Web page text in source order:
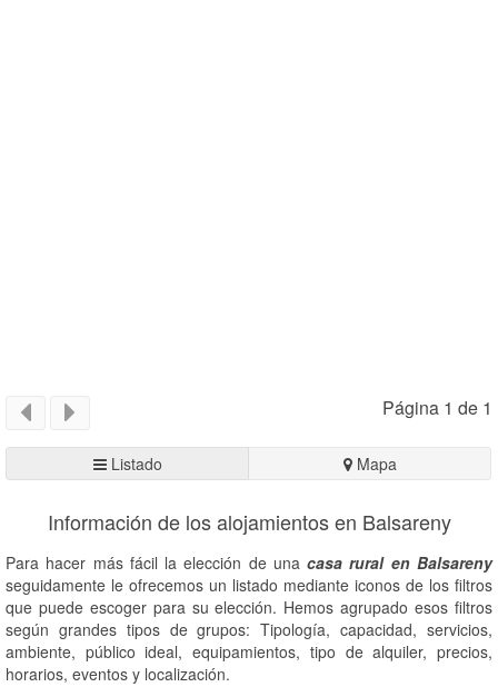
Página 1 de 1
Listado Mapa
Información de los alojamientos en Balsareny
Para hacer más fácil la elección de unacasa rural en Balsareny
seguidamente le ofrecemos un listado mediante iconos de los filtros
que puede escoger para su elección. Hemos agrupado esos filtros
según grandes tipos de grupos: Tipología, capacidad, servicios,
ambiente, público ideal, equipamientos, tipo de alquiler, precios,
horarios, eventos y localización.